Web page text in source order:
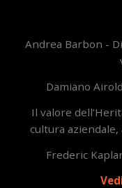
Andrea Barbon -
Damiano
Il valore
cultura
Frederic